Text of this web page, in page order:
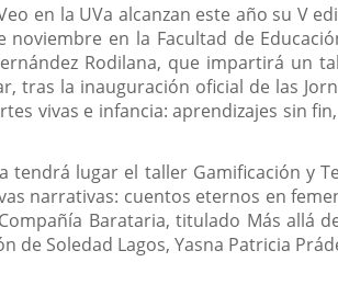
en la UVa alcanzan este año su
en la Facultad de
Rodilana, que impartirá un
tras la inauguración oficial de las
vivas e infancia: aprendizajes sin
tendrá lugar el taller Gamificación y
narrativas: cuentos eternos en
Barataria, titulado Más allá
de Soledad Lagos, Yasna Patricia